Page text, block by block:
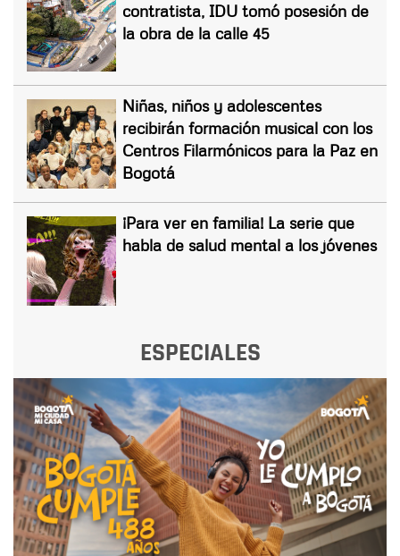
contratista, IDU tomó posesión de
la obra de la calle 45
Niñas, niños y adolescentes
recibirán formación musical con los
Centros Filarmónicos para la Paz en
Bogotá
¡Para ver en familia! La serie que
habla de salud mental a los jóvenes
ESPECIALES